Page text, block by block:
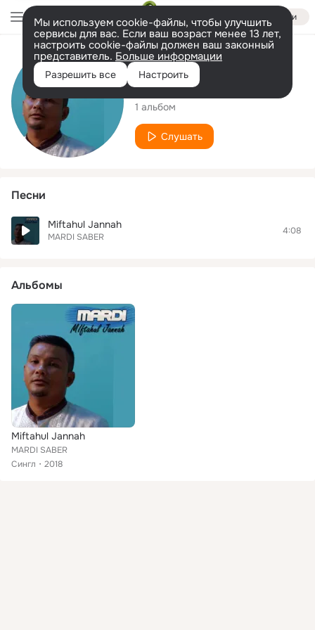
Войти
Мы используем cookie-файлы, чтобы улучшить
сервисы для вас. Если ваш возраст менее 13 лет,
настроить cookie-файлы должен ваш законный
представитель. Больше информации
Разрешить все Настроить
Исполнитель
MARDI SABER
1 альбом
Слушать
Песни
Miftahul Jannah
MARDI SABER
4:08
Альбомы
Miftahul Jannah
MARDI SABER
Сингл
2018